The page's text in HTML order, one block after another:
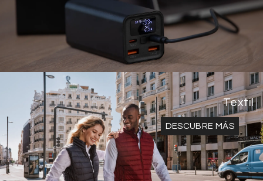
Textil
DESCUBRE MÁS